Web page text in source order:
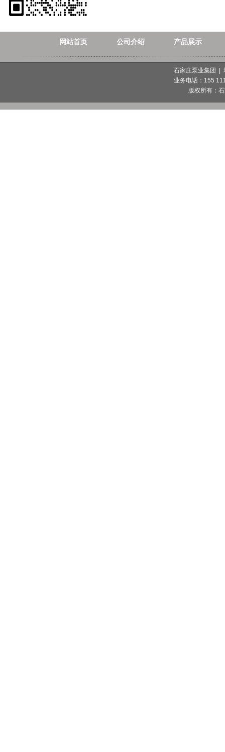
网站首页 公司介绍 产品展示
石家庄泵业集团 |
业务电话：155
版权所有：